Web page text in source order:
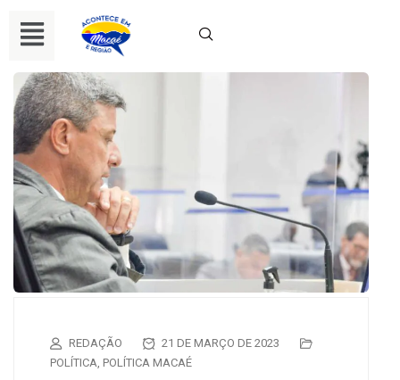
REDAÇÃO
21 DE MARÇO DE 2023
POLÍTICA POLÍTICA MACAÉ